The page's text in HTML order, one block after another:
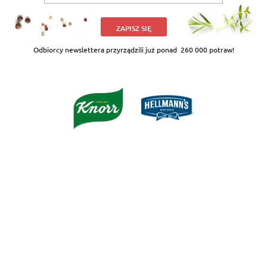
ZAPISZ SIĘ
Odbiorcy newslettera przyrządzili już ponad 260 000 potraw!